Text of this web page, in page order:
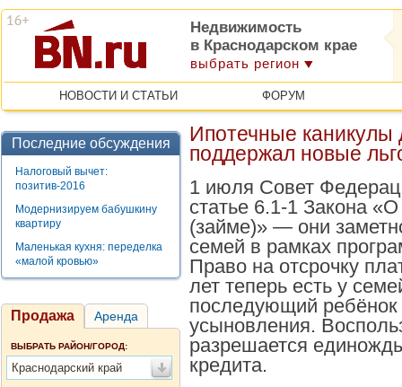
Недвижимость
в Краснодарском крае
выбрать регион
НОВОСТИ И СТАТЬИ ФОРУМ
Последние обсуждения
Налоговый вычет:
позитив-2016
Модернизируем бабушкину
квартиру
Маленькая кухня: переделка
«малой кровью»
Продажа Аренда
ВЫБРАТЬ РАЙОН/ГОРОД:
Краснодарский край
Ипотечные
поддержал новые
1 июля Совет
статье 6.1‑1 Закона
(займе)» — они
семей в рамках
Право на отсрочку
лет теперь есть у
последующий ребёнок
усыновления.
разрешается
кредита.